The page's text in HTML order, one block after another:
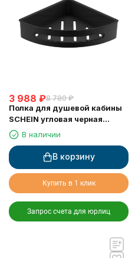
3 988 ₽8 780 ₽
Полка для душевой кабины
SCHEIN угловая черная
(9326MB)
В наличии
В корзину
Купить в 1 клик
Запрос счета для юрлиц